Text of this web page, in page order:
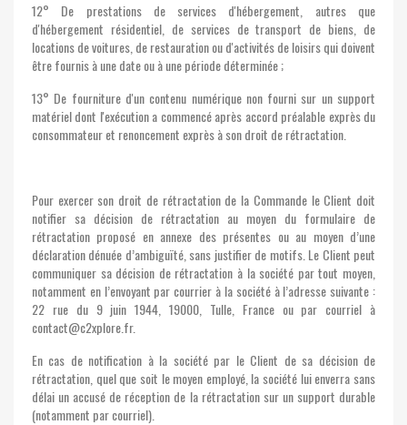
12° De prestations de services d'hébergement, autres que
d'hébergement résidentiel, de services de transport de biens, de
locations de voitures, de restauration ou d'activités de loisirs qui doivent
être fournis à une date ou à une période déterminée ;
13° De fourniture d'un contenu numérique non fourni sur un support
matériel dont l'exécution a commencé après accord préalable exprès du
consommateur et renoncement exprès à son droit de rétractation.
Pour exercer son droit de rétractation de la Commande le Client doit
notifier sa décision de rétractation au moyen du formulaire de
rétractation proposé en annexe des présentes ou au moyen d’une
déclaration dénuée d’ambiguïté, sans justifier de motifs. Le Client peut
communiquer sa décision de rétractation à la société par tout moyen,
notamment en l’envoyant par courrier à la société à l’adresse suivante :
22 rue du 9 juin 1944, 19000, Tulle, France ou par courriel à
contact@c2xplore.fr.
En cas de notification à la société par le Client de sa décision de
rétractation, quel que soit le moyen employé, la société lui enverra sans
délai un accusé de réception de la rétractation sur un support durable
(notamment par courriel).